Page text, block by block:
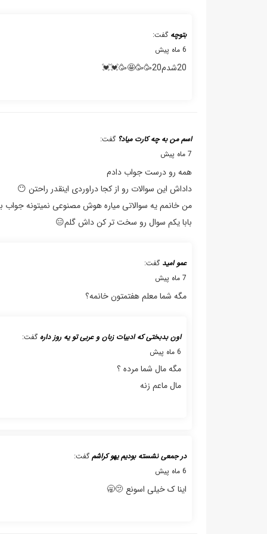
بتوچه گفت:
6 ماه پیش
20شدم20🥳🥳🤩🥳💓💓
اسم من به چه کارت میاد؟ گفت:
7 ماه پیش
همه رو درست جواب دادم
داداش این سوالات رو از کجا دراوردی اینقدر راحتن 😶
من خانمم یه سوالاتی میاره هوش مصنوعی نمیتونه جواب
بابا یکم سوال رو سخت تر کن داش گلم😑
عمو امید گفت:
7 ماه پیش
مگه شما معلم هفتمتون خانمه؟
اون بدبختی که ادبیات زبان و عربی تو یه روز داره گفت:
6 ماه پیش
مگه مال شما مرده ؟
مال ماعم زنه
در جمعی نشسته بودیم یهو کراشم گفت:
6 ماه پیش
اینا ک خیلی اسونع 🫤🥱